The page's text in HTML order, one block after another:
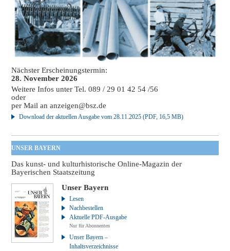
Nächster Erscheinungstermin:
28. November 2026
Weitere Infos unter Tel. 089 / 29 01 42 54 /56
oder
per Mail ananzeigen@bsz.de
Download der aktuellen Ausgabe vom 28.11.2025 (PDF, 16,5 MB)
UNSER BAYERN
Das kunst- und kulturhistorische Online-Magazin der
Bayerischen Staatszeitung
Unser Bayern
Lesen
Nachbestellen
Aktuelle PDF-Ausgabe
Nur für Abonnenten
Unser Bayern –
Inhaltsverzeichnisse